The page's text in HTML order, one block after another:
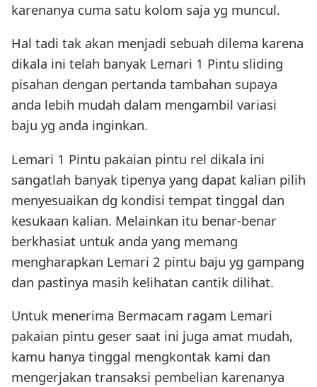
karenanya cuma satu kolom saja yg muncul.
Hal tadi tak akan menjadi sebuah dilema karena
dikala ini telah banyak Lemari 1 Pintu sliding
pisahan dengan pertanda tambahan supaya
anda lebih mudah dalam mengambil variasi
baju yg anda inginkan.
Lemari 1 Pintu pakaian pintu rel dikala ini
sangatlah banyak tipenya yang dapat kalian pilih
menyesuaikan dg kondisi tempat tinggal dan
kesukaan kalian. Melainkan itu benar-benar
berkhasiat untuk anda yang memang
mengharapkan Lemari 2 pintu baju yg gampang
dan pastinya masih kelihatan cantik dilihat.
Untuk menerima Bermacam ragam Lemari
pakaian pintu geser saat ini juga amat mudah,
kamu hanya tinggal mengkontak kami dan
mengerjakan transaksi pembelian karenanya